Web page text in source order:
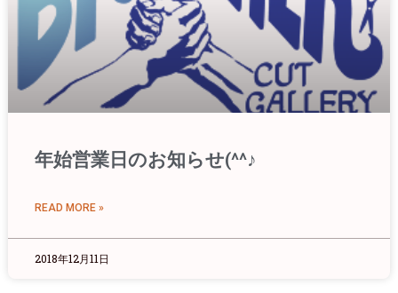
年始営業日のお知らせ(^^♪
READ MORE »
2018年12月11日